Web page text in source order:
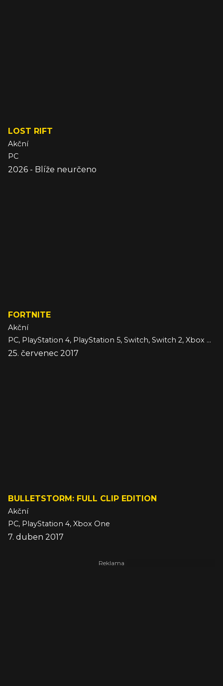
LOST RIFT
Akční
PC
2026 - Blíže neurčeno
FORTNITE
Akční
PC, PlayStation 4, PlayStation 5, Switch, Switch 2, Xbox One
25. červenec 2017
BULLETSTORM: FULL CLIP EDITION
Akční
PC, PlayStation 4, Xbox One
7. duben 2017